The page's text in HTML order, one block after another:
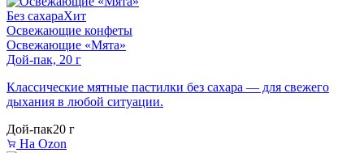
Без сахараХит
Освежающие конфеты
Освежающие «Мята»
Дой-пак, 20 г
Классические мятные пастилки без сахара — для свежего
дыхания в любой ситуации.
Дой-пак20 г
На Ozon